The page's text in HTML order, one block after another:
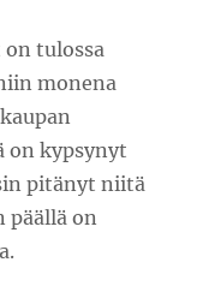
on tulossa
monena
on kypsynyt
pitänyt niitä
päällä on